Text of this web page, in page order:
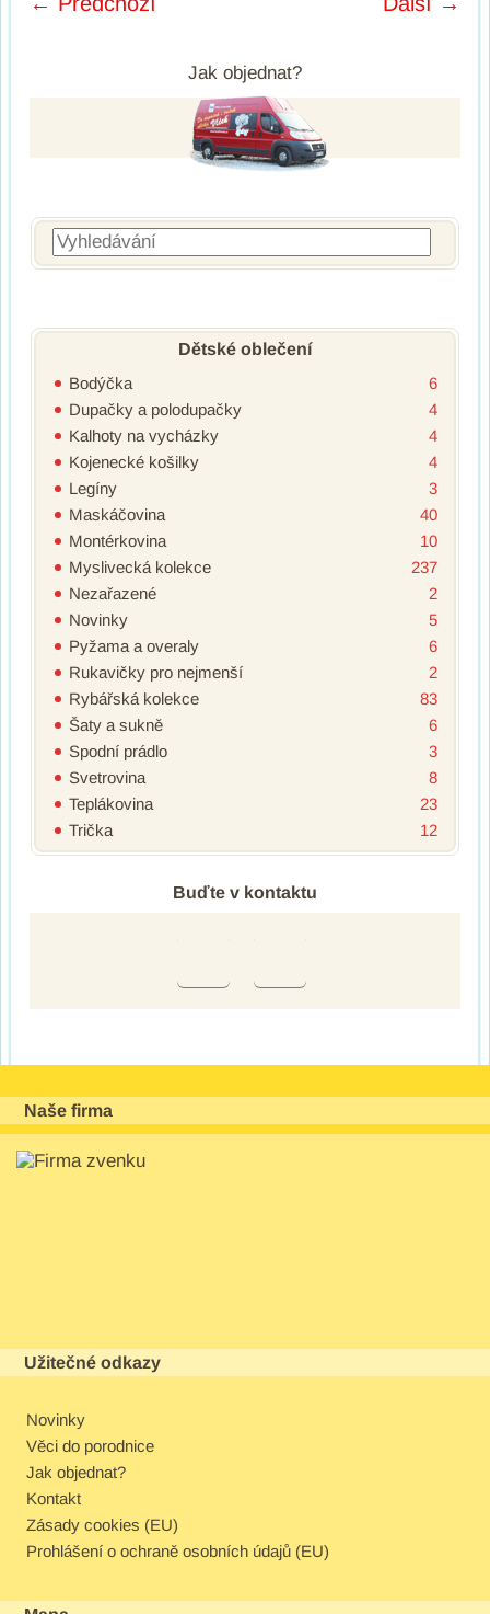
Jak objednat?
Vyhledávání
Dětské oblečení
Bodýčka
6
Dupačky a polodupačky
4
Kalhoty na vycházky
4
Kojenecké košilky
4
Legíny
3
Maskáčovina
40
Montérkovina
10
Myslivecká kolekce
237
Nezařazené
2
Novinky
5
Pyžama a overaly
6
Rukavičky pro nejmenší
2
Rybářská kolekce
83
Šaty a sukně
6
Spodní prádlo
3
Svetrovina
8
Teplákovina
23
Trička
12
Buďte v kontaktu
Naše firma
Užitečné odkazy
Novinky
Věci do porodnice
Jak objednat?
Kontakt
Zásady cookies (EU)
Prohlášení o ochraně osobních údajů (EU)